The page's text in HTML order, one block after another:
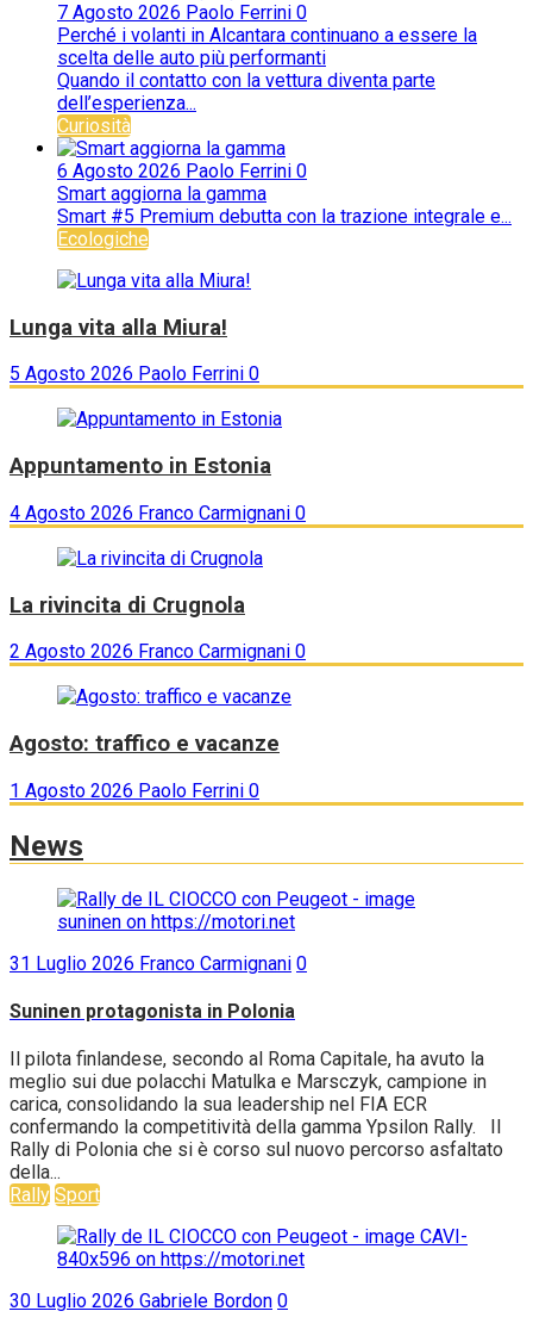
7 Agosto 2026 Paolo Ferrini 0
Perché i volanti in Alcantara continuano a essere la
scelta delle auto più performanti
Quando il contatto con la vettura diventa parte
dell’esperienza...
Curiosità
6 Agosto 2026 Paolo Ferrini 0
Smart aggiorna la gamma
Smart #5 Premium debutta con la trazione integrale e...
Ecologiche
Lunga vita alla Miura!
5 Agosto 2026 Paolo Ferrini 0
Appuntamento in Estonia
4 Agosto 2026 Franco Carmignani 0
La rivincita di Crugnola
2 Agosto 2026 Franco Carmignani 0
Agosto: traffico e vacanze
1 Agosto 2026 Paolo Ferrini 0
News
31 Luglio 2026 Franco Carmignani 0
Suninen protagonista in Polonia
Il pilota finlandese, secondo al Roma Capitale, ha avuto la
meglio sui due polacchi Matulka e Marsczyk, campione in
carica, consolidando la sua leadership nel FIA ECR
confermando la competitività della gamma Ypsilon Rally. Il
Rally di Polonia che si è corso sul nuovo percorso asfaltato
della...
Rally Sport
30 Luglio 2026 Gabriele Bordon 0